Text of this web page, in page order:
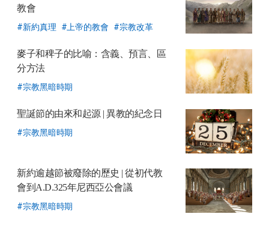
教會
新約真理 上帝的教會 宗教改革
麥子和稗子的比喻：含義、預言、區
分方法
宗教黑暗時期
聖誕節的由來和起源| 異教的紀念日
宗教黑暗時期
新約逾越節被廢除的歷史 | 從初代教
會到A.D.325年尼西亞公會議
宗教黑暗時期